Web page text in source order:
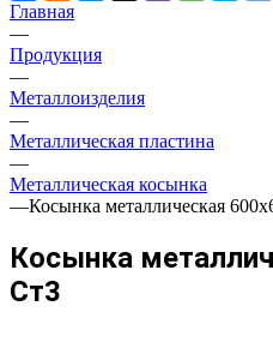
Главная
—
Продукция
—
Металлоизделия
—
Металлическая пластина
—
Металлическая косынка
—Косынка металлическая
Косынка
Ст3